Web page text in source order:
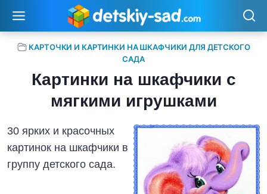
содержимому
КАРТОЧКИ И КАРТИНКИ НА ШКАФЧИКИ ДЛЯ ДЕТСКОГО
САДА
Картинки на шкафчики с
мягкими игрушками
30 ярких и красочных
картинок на шкафчики в
группу детского сада.